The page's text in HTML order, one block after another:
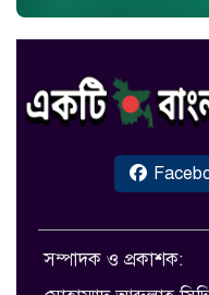
সম্পাদক ও প্রকাশক: